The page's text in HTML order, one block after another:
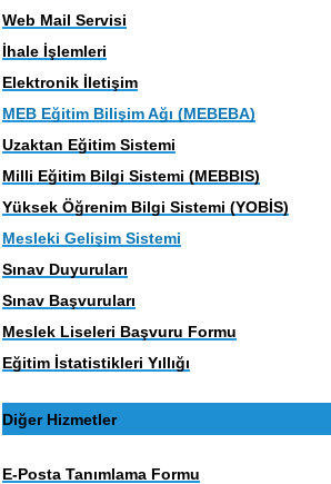
Web Mail Servisi
İhale İşlemleri
Elektronik İletişim
MEB Eğitim Bilişim Ağı (MEBEBA)
Uzaktan Eğitim Sistemi
Milli Eğitim Bilgi Sistemi (MEBBIS)
Yüksek Öğrenim Bilgi Sistemi (YOBİS)
Mesleki Gelişim Sistemi
Sınav Duyuruları
Sınav Başvuruları
Meslek Liseleri Başvuru Formu
Eğitim İstatistikleri Yıllığı
Diğer Hizmetler
E-Posta Tanımlama Formu